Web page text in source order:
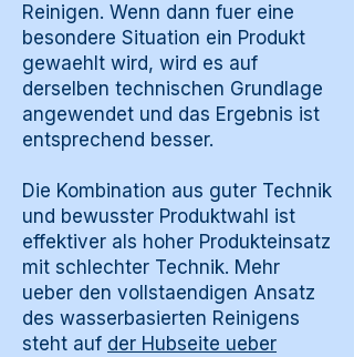
Reinigen. Wenn dann fuer eine
besondere Situation ein Produkt
gewaehlt wird, wird es auf
derselben technischen Grundlage
angewendet und das Ergebnis ist
entsprechend besser.
Die Kombination aus guter Technik
und bewusster Produktwahl ist
effektiver als hoher Produkteinsatz
mit schlechter Technik. Mehr
ueber den vollstaendigen Ansatz
des wasserbasierten Reinigens
steht auf der Hubseite ueber